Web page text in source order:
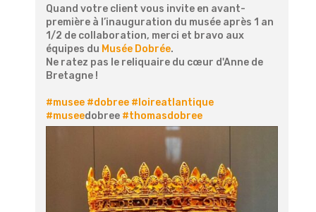
Quand votre client vous invite en avant-
première à l’inauguration du musée après 1 an
1/2 de collaboration, merci et bravo aux
équipes du Musée Dobrée.
Ne ratez pas le reliquaire du cœur d'Anne de
Bretagne !
#musee #dobree #loireatlantique
#museedobree #thomasdobree